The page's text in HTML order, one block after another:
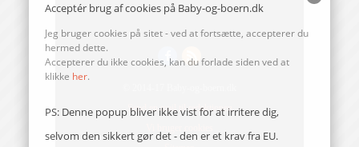
Send en mail til redaktionen
Acceptér brug af cookies på Baby-og-boern.dk
Jeg bruger cookies på sitet - ved at fortsætte, accepterer du
hermed dette.
Accepterer du ikke cookies, kan du forlade siden ved at
klikke her.
PS: Denne popup bliver ikke vist for at irritere dig,
selvom den sikkert gør det - den er et krav fra EU.